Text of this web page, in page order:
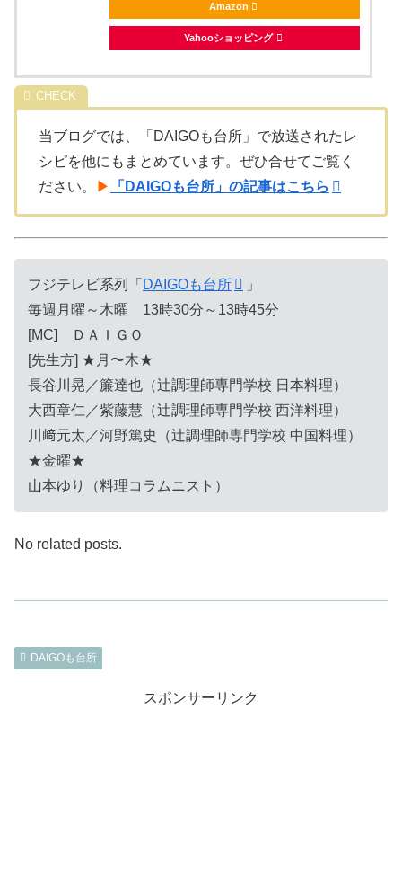
Amazon
Yahooショッピング
当ブログでは、「DAIGOも台所」で放送されたレ
シピを他にもまとめています。ぜひ合せてご覧く
ださい。
▶ 「DAIGOも台所」の記事はこちら
フジテレビ系列「 DAIGOも台所
」
毎週月曜～木曜 13時30分～13時45分
[MC] ＤＡＩＧＯ
[先生方] ★月〜木★
長谷川晃／簾達也（辻調理師専門学校 日本料理）
大西章仁／紫藤慧（辻調理師専門学校 西洋料理）
川﨑元太／河野篤史（辻調理師専門学校 中国料理）
★金曜★
山本ゆり（料理コラムニスト）
No related posts.
DAIGOも台所
スポンサーリンク